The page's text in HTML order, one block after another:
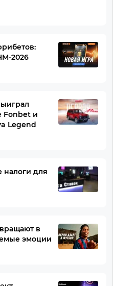
2026
Fonbet и
Legend
для
в
эмоции